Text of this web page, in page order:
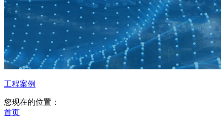
工程案例
您现在的位置：
首页